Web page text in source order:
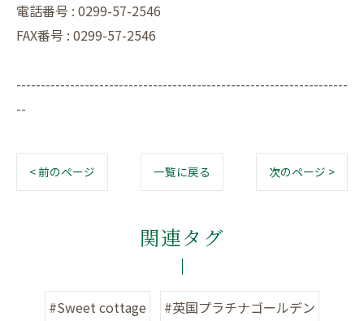
電話番号 : 0299-57-2546
FAX番号 : 0299-57-2546
--------------------------------------------------------------------
--
< 前のページ 一覧に戻る 次のページ >
関連タグ
#Sweet cottage
#英国プラチナゴールデン